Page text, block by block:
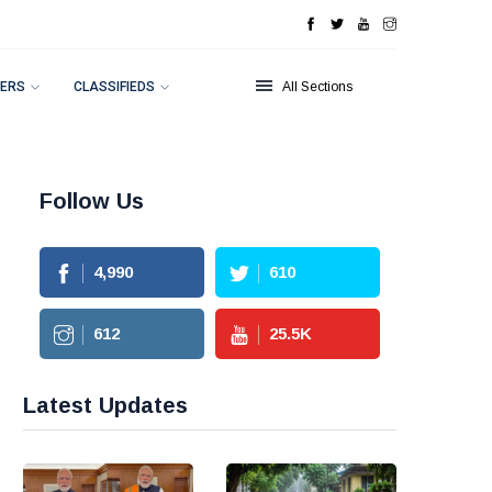
CLASSIFIEDS All Sections
Follow Us
4,990 610
612 25.5K
Latest Updates